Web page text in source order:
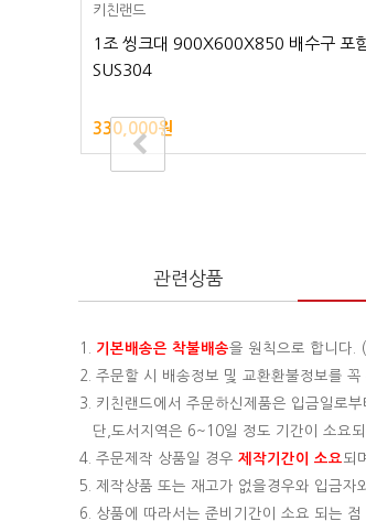
키친랜드
1조 씽크대 900X600X850 배수구 포
SUS304
330,000원
관련상품
1. 기본배송은 착불배송을 원칙으로 합니다.
2. 주문할 시 배송정보 및 교환환불정보를 꼭
3. 키친랜드에서 주문하신제품은 입금일로
단,도서지역은 6~10일 정도 기간이 소요
4. 주문제작 상품일 경우 제작기간이 소요 되
5. 제작상품 또는 재고가 없을경우와 입금자
6. 상품에 따라서는 준비기간이 소요 되는